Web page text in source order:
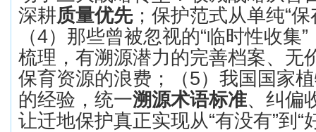
深耕质量优先；保护范式从单纯“保
（4）那些曾被忽视的“临时性收集”
梳理，有溯源潜力的完善档案、无
保育资源的浪费；（5）我国国家
的经验，统一溯源术语标准、纠偏
让迁地保护真正实现从“有没有”到 “